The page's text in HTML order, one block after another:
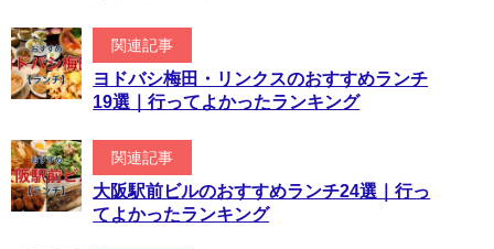
関連記事
ヨドバシ梅田・リンクスのおすすめランチ
19選｜行ってよかったランキング
関連記事
大阪駅前ビルのおすすめランチ24選｜行っ
てよかったランキング